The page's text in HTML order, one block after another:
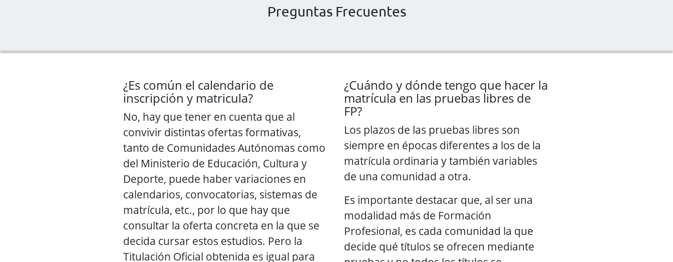
Preguntas Frecuentes
¿Es común el calendario de
inscripción y matricula?
No, hay que tener en cuenta que al
convivir distintas ofertas formativas,
tanto de Comunidades Autónomas como
del Ministerio de Educación, Cultura y
Deporte, puede haber variaciones en
calendarios, convocatorias, sistemas de
matrícula, etc., por lo que hay que
consultar la oferta concreta en la que se
decida cursar estos estudios. Pero la
Titulación Oficial obtenida es igual para
¿Cuándo y dónde tengo que hacer la
matrícula en las pruebas libres de
FP?
Los plazos de las pruebas libres son
siempre en épocas diferentes a los de la
matrícula ordinaria y también variables
de una comunidad a otra.
Es importante destacar que, al ser una
modalidad más de Formación
Profesional, es cada comunidad la que
decide qué títulos se ofrecen mediante